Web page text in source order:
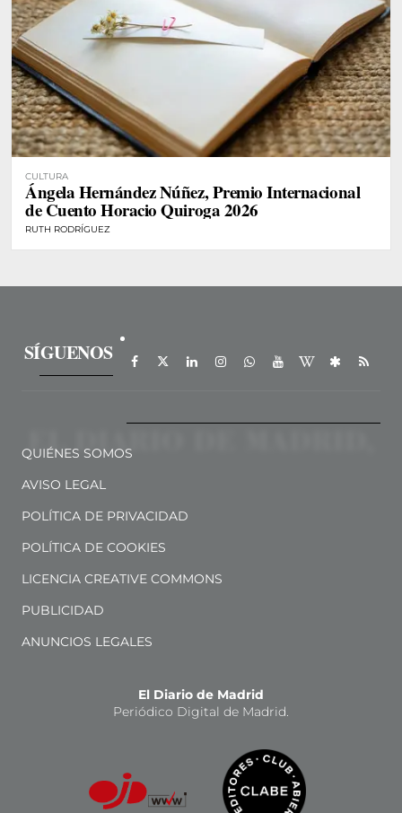
CULTURA
Ángela Hernández Núñez, Premio Internacional
de Cuento Horacio Quiroga 2026
RUTH RODRÍGUEZ
SÍGUENOS
QUIÉNES SOMOS
AVISO LEGAL
POLÍTICA DE PRIVACIDAD
POLÍTICA DE COOKIES
LICENCIA CREATIVE COMMONS
PUBLICIDAD
ANUNCIOS LEGALES
El Diario de Madrid
Periódico Digital de Madrid.